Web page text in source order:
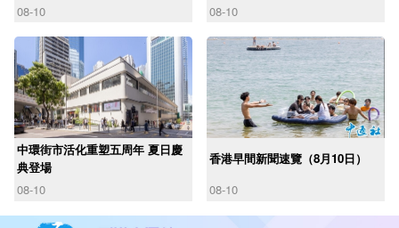
08-10
08-10
中環街市活化重塑五周年 夏日慶
典登場
08-10
香港早間新聞速覽（8月10日）
08-10